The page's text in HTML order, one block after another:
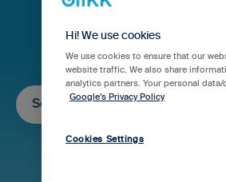
Hur
Det finns inga förslag eftersom
Hi! We use cookies
We use cookies to ensure that our
website traffic. We also share
analytics partners. Your personal
Google’s Privacy Policy
Cookies Settings